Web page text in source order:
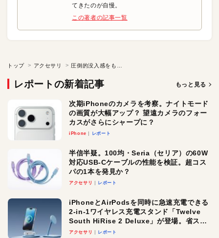
てきたのが自慢。
この著者の記事一覧
トップ アクセサリ
レポートの新着記事 もっと見る
次期iPhoneのカメラを考察。ナイトモード
の画質が大幅アップ？ 望遠カメラのフォー
カスがさらにシャープに？
iPhone レポート
半信半疑。100均・Seria（セリア）の60W
対応USB-Cケーブルの性能を検証。超コス
パの1本を発見か？
アクセサリ レポート
iPhoneとAirPodsを同時に急速充電できる
2-in-1ワイヤレス充電スタンド「Twelve
South HiRise 2 Deluxe」が登場。省スペ
ースでおしゃれに充電したい人にオスス
アクセサリ レポート